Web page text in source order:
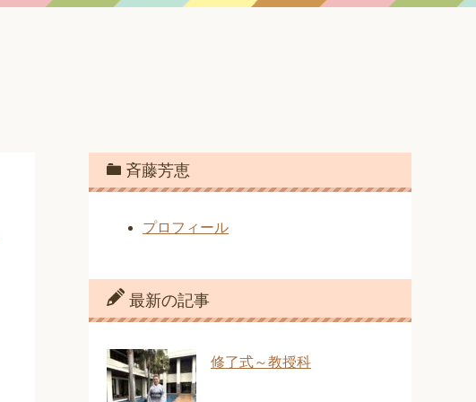
斉藤芳恵
プロフィール
最新の記事
修了式～教授科